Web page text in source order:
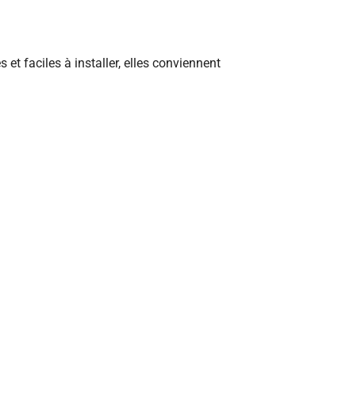
et faciles à installer, elles conviennent